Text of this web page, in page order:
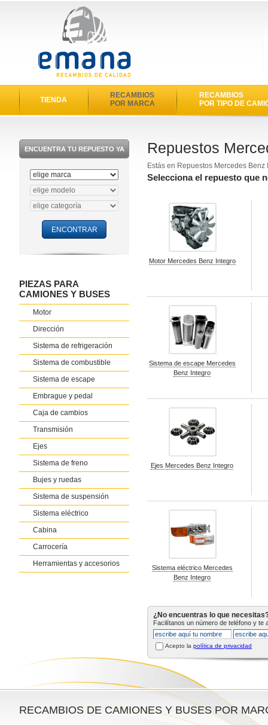
TIENDA
RECAMBIOS
POR MARCA
RECAMBIOS
POR TIPO DE
ENCUENTRA TU REPUESTO YA
PIEZAS PARA
CAMIONES Y BUSES
Motor
Dirección
Sistema de refrigeración
Sistema de combustible
Sistema de escape
Embrague y pedal
Caja de cambios
Transmisión
Ejes
Sistema de freno
Bujes y ruedas
Sistema de suspensión
Sistema eléctrico
Cabina
Carrocería
Herramientas y accesorios
Repuestos
Estás en Repuestos Mercedes
Selecciona el repuesto que
Motor Mercedes Benz Integro
Sistema de escape Mercedes
Benz Integro
Ejes Mercedes Benz Integro
Sistema eléctrico Mercedes
Benz Integro
¿No encuentras lo que
Facilítanos un número de teléfono y te
Acepto la política de privacidad
RECAMBIOS DE CAMIONES Y BUSES POR